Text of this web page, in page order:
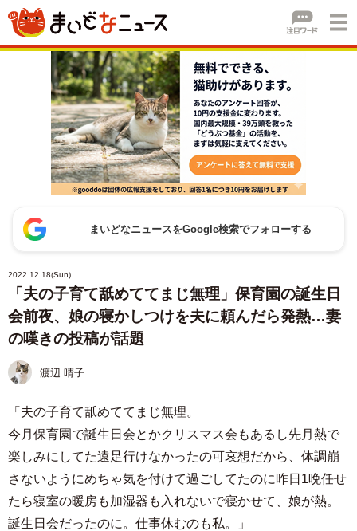
まいどなニュースをGoogle検索でフォローする
2022.12.18(Sun)
「夫の子育て舐めててまじ無理」保育園の誕生日
会前夜、娘の寝かしつけを夫に頼んだら発熱…妻
の嘆きの投稿が話題
渡辺 晴子
「夫の子育て舐めててまじ無理。
今月保育園で誕生日会とかクリスマス会もあるし先月熱で
楽しみにしてた遠足行けなかったの可哀想だから、体調崩
さないようにめちゃ気を付けて過ごしてたのに昨日1晩任せ
たら寝室の暖房も加湿器も入れないで寝かせて、娘が熱。
誕生日会だったのに。仕事休むのも私。」